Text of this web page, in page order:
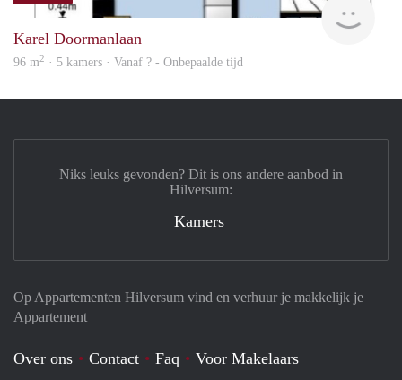
Karel Doormanlaan
96 m2 · 5 kamers · Vanaf ? - Onbepaalde tijd
Op Appartementen Hilversum vind en verhuur je makkelijk je
Appartement
Over ons Contact Faq Voor Makelaars
Niks leuks gevonden? Dit is ons andere aanbod in
Hilversum:
Kamers